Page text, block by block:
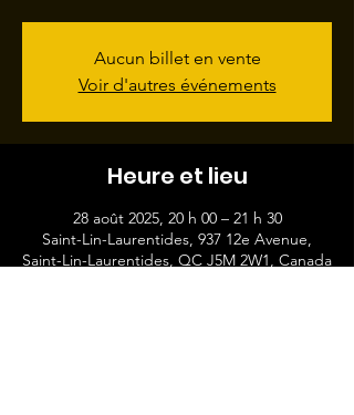
Aucun billet en vente
Voir d'autres événements
Heure et lieu
28 août 2025, 20 h 00 – 21 h 30
Saint-Lin-Laurentides, 937 12e Avenue,
Saint-Lin-Laurentides, QC J5M 2W1, Canada